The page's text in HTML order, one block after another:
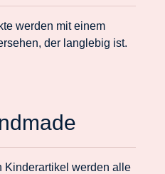
werden mit einem
der langlebig ist.
Kinderartikel werden alle